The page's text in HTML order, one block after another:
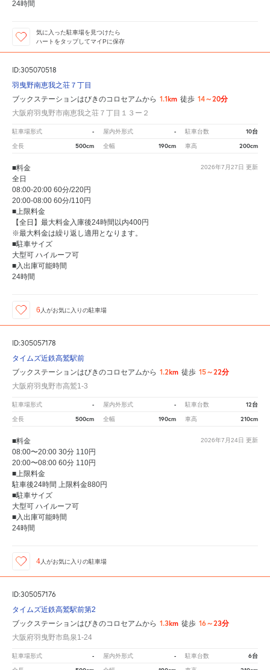
24時間
気に入った駐車場を見つけたら
ハートをタップしてマイPに保存
ID:305070518
羽曳野南恵我之荘７丁目
ブックステーションはびきのコロセアムから 1.1km 徒歩 14～20分
大阪府羽曳野市南恵我之荘７丁目１３ー２
駐車場形式 - 屋内外形式 - 駐車台数 10台
全長 500cm 全幅 190cm 車高 200cm
2026年7月27日 更新
■料金
全日
08:00-20:00 60分/220円
20:00-08:00 60分/110円
■上限料金
【全日】最大料金入庫後24時間以内400円
※最大料金は繰り返し適用となります。
■駐車サイズ
大型可 ハイルーフ可
■入出庫可能時間
24時間
6 人がお気に入りの駐車場
ID:305057178
タイムズ近鉄高鷲駅前
ブックステーションはびきのコロセアムから 1.2km 徒歩 15～22分
大阪府羽曳野市高鷲1-3
駐車場形式 - 屋内外形式 - 駐車台数 12台
全長 500cm 全幅 190cm 車高 210cm
2026年7月24日 更新
■料金
08:00〜20:00 30分 110円
20:00〜08:00 60分 110円
■上限料金
駐車後24時間 上限料金880円
■駐車サイズ
大型可 ハイルーフ可
■入出庫可能時間
24時間
4人がお気に入りの駐車場
ID:305057176
タイムズ近鉄高鷲駅前第2
ブックステーションはびきのコロセアムから 1.3km 徒歩 16～23分
大阪府羽曳野市島泉1-24
駐車場形式 - 屋内外形式 - 駐車台数 6台